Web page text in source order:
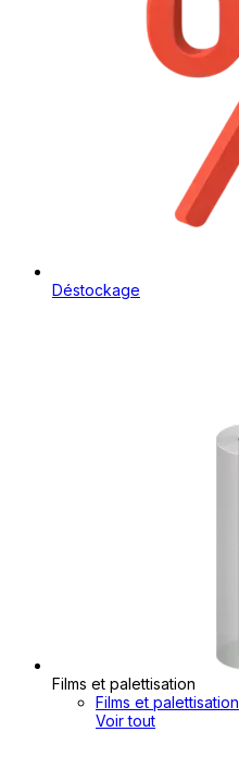
Déstockage
Films et palettisation
Films et palettisation
Voir tout